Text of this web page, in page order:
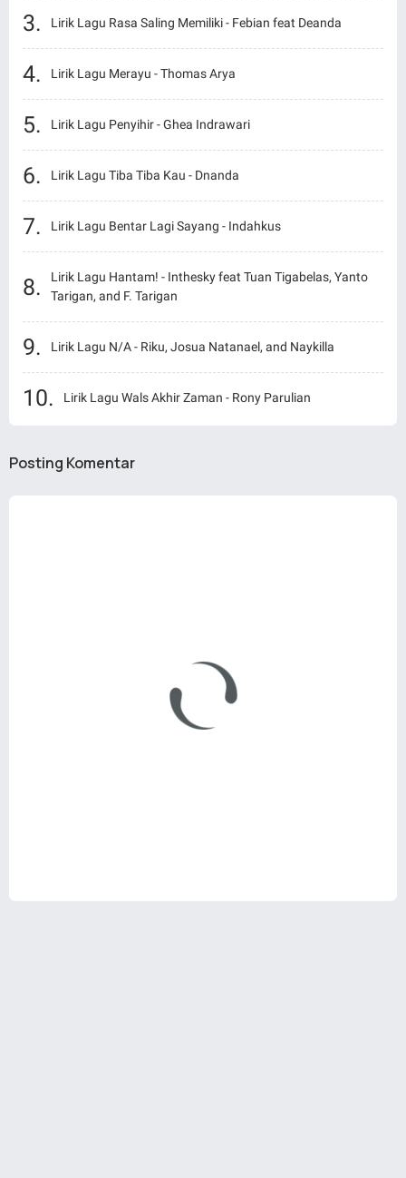
Lirik Lagu Rasa Saling Memiliki - Febian feat Deanda
Lirik Lagu Merayu - Thomas Arya
Lirik Lagu Penyihir - Ghea Indrawari
Lirik Lagu Tiba Tiba Kau - Dnanda
Lirik Lagu Bentar Lagi Sayang - Indahkus
Lirik Lagu Hantam! - Inthesky feat Tuan Tigabelas, Yanto
Tarigan, and F. Tarigan
Lirik Lagu N/A - Riku, Josua Natanael, and Naykilla
Lirik Lagu Wals Akhir Zaman - Rony Parulian
Posting Komentar